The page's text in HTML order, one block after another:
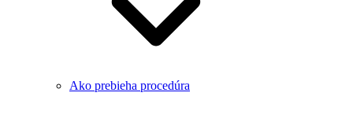
Ako prebieha procedúra